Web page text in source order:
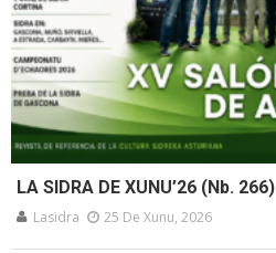
LA SIDRA DE XUNU’26 (Nb. 266)
Lasidra 25 De Xunu, 2026